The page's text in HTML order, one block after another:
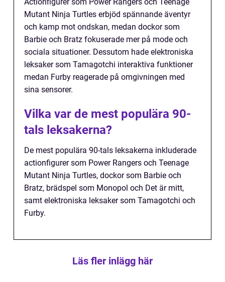
Actionfigurer som Power Rangers och Teenage
Mutant Ninja Turtles erbjöd spännande äventyr
och kamp mot ondskan, medan dockor som
Barbie och Bratz fokuserade mer på mode och
sociala situationer. Dessutom hade elektroniska
leksaker som Tamagotchi interaktiva funktioner
medan Furby reagerade på omgivningen med
sina sensorer.
Vilka var de mest populära 90-
tals leksakerna?
De mest populära 90-tals leksakerna inkluderade
actionfigurer som Power Rangers och Teenage
Mutant Ninja Turtles, dockor som Barbie och
Bratz, brädspel som Monopol och Det är mitt,
samt elektroniska leksaker som Tamagotchi och
Furby.
Läs fler inlägg här